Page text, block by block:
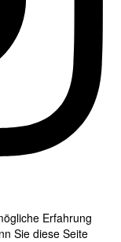
Erfahrung
Sie diese Seite